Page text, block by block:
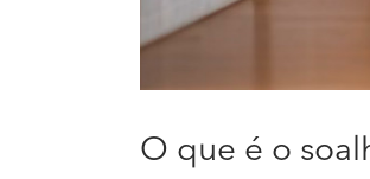
O que é o